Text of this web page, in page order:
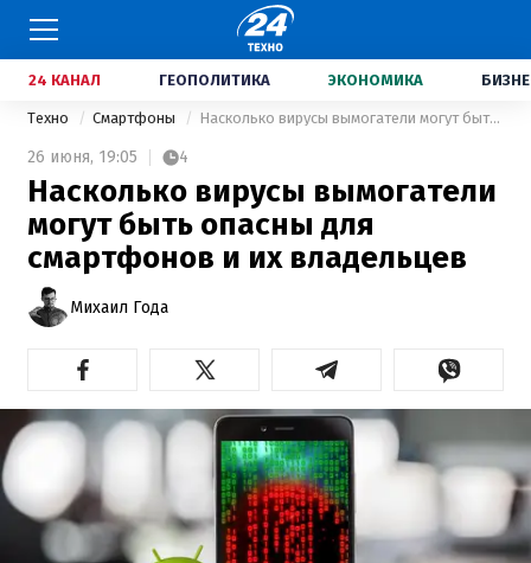
24 КАНАЛ ГЕОПОЛИТИКА ЭКОНОМИКА
Техно Смартфоны Насколько вирусы вымогатели могут быть опасны для смартфонов и их владельцев
26 июня, 19:05 4
Насколько вирусы вымогатели
могут быть опасны для
смартфонов и их владельцев
Михаил Года